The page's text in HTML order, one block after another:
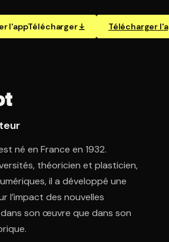
l'appTélécharger Télécharger
né en France en 1932.
théoricien et plasticien,
il a développé une
l’impact des nouvelles
son œuvre que dans son